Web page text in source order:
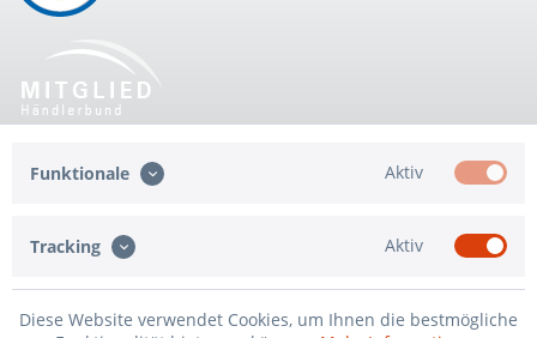
Qualität
* Alle Preise inkl. gesetzl. Mehrwertsteuer zzgl.Versandkostenund ggf.
Funktionale Aktiv
Tracking Aktiv
Diese Website verwendet Cookies, um Ihnen die bestmögliche